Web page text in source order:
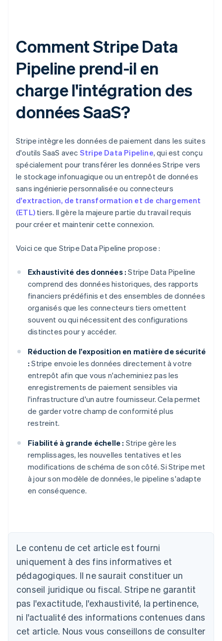
Comment Stripe Data
Pipeline prend-il en
charge l'intégration des
données SaaS?
Stripe intègre les données de paiement dans les suites
d'outils SaaS avec Stripe Data Pipeline, qui est conçu
spécialement pour transférer les données Stripe vers
le stockage infonuagique ou un entrepôt de données
sans ingénierie personnalisée ou connecteurs
d'extraction, de transformation et de chargement
(ETL) tiers. Il gère la majeure partie du travail requis
pour créer et maintenir cette connexion.
Voici ce que Stripe Data Pipeline propose :
Exhaustivité des données : Stripe Data Pipeline
comprend des données historiques, des rapports
financiers prédéfinis et des ensembles de données
organisés que les connecteurs tiers omettent
souvent ou qui nécessitent des configurations
distinctes pour y accéder.
Réduction de l'exposition en matière de sécurité
: Stripe envoie les données directement à votre
entrepôt afin que vous n'acheminiez pas les
enregistrements de paiement sensibles via
l'infrastructure d'un autre fournisseur. Cela permet
de garder votre champ de conformité plus
restreint.
Fiabilité à grande échelle : Stripe gère les
remplissages, les nouvelles tentatives et les
modifications de schéma de son côté. Si Stripe met
à jour son modèle de données, le pipeline s'adapte
en conséquence.
Le contenu de cet article est fourni
uniquement à des fins informatives et
pédagogiques. Il ne saurait constituer un
conseil juridique ou fiscal. Stripe ne garantit
pas l'exactitude, l'exhaustivité, la pertinence,
ni l'actualité des informations contenues dans
cet article. Nous vous conseillons de consulter
Allemagne
DeutschEnglish
Australie
English
Autriche
Belgique
Nederlands FrançaisDeutschEnglish